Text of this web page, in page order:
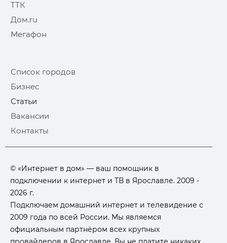
ТТК
Дом.ru
Мегафон
Список городов
Бизнес
Статьи
Вакансии
Контакты
© «Интернет в дом» — ваш помощник в
подключении к интернет и ТВ в Ярославле. 2009 -
2026 г.
Подключаем домашний интернет и телевидение с
2009 года по всей России. Мы являемся
официальным партнёром всех крупных